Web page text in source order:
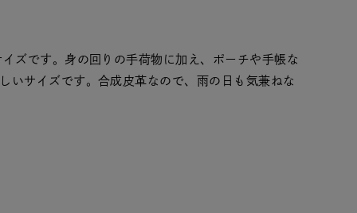
ズです。身の回りの手荷物に加え、ポーチや手帳な
いサイズです。合成皮革なので、雨の日も気兼ねな